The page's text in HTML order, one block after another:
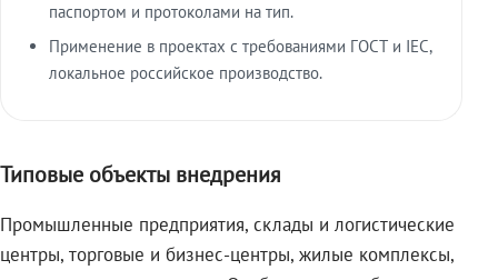
паспортом и протоколами на тип.
Применение в проектах с требованиями ГОСТ и IEC,
локальное российское производство.
Типовые объекты внедрения
Промышленные предприятия, склады и логистические
центры, торговые и бизнес-центры, жилые комплексы,